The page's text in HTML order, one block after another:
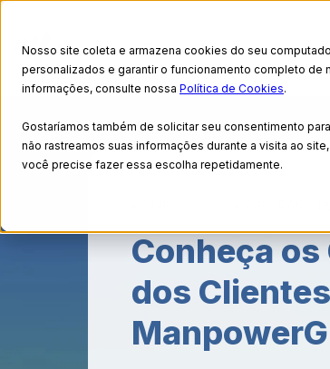
Nosso site coleta e armazena cookies do seu
personalizados e garantir o funcionamento completo de
informações, consulte nossa Política de Cookies.
Gostaríamos também de solicitar seu consentimento
não rastreamos suas informações durante a visita ao
você precise fazer essa escolha repetidamente.
Conheça
dos